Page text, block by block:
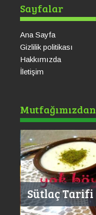
Sayfalar
Ana Sayfa
Gizlilik politikası
Hakkımızda
İletişim
Mutfağımızdan
Sütlaç Tarifi